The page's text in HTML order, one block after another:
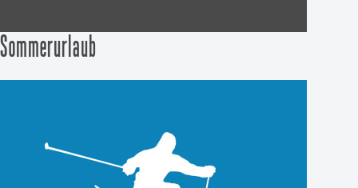
Sommerurlaub